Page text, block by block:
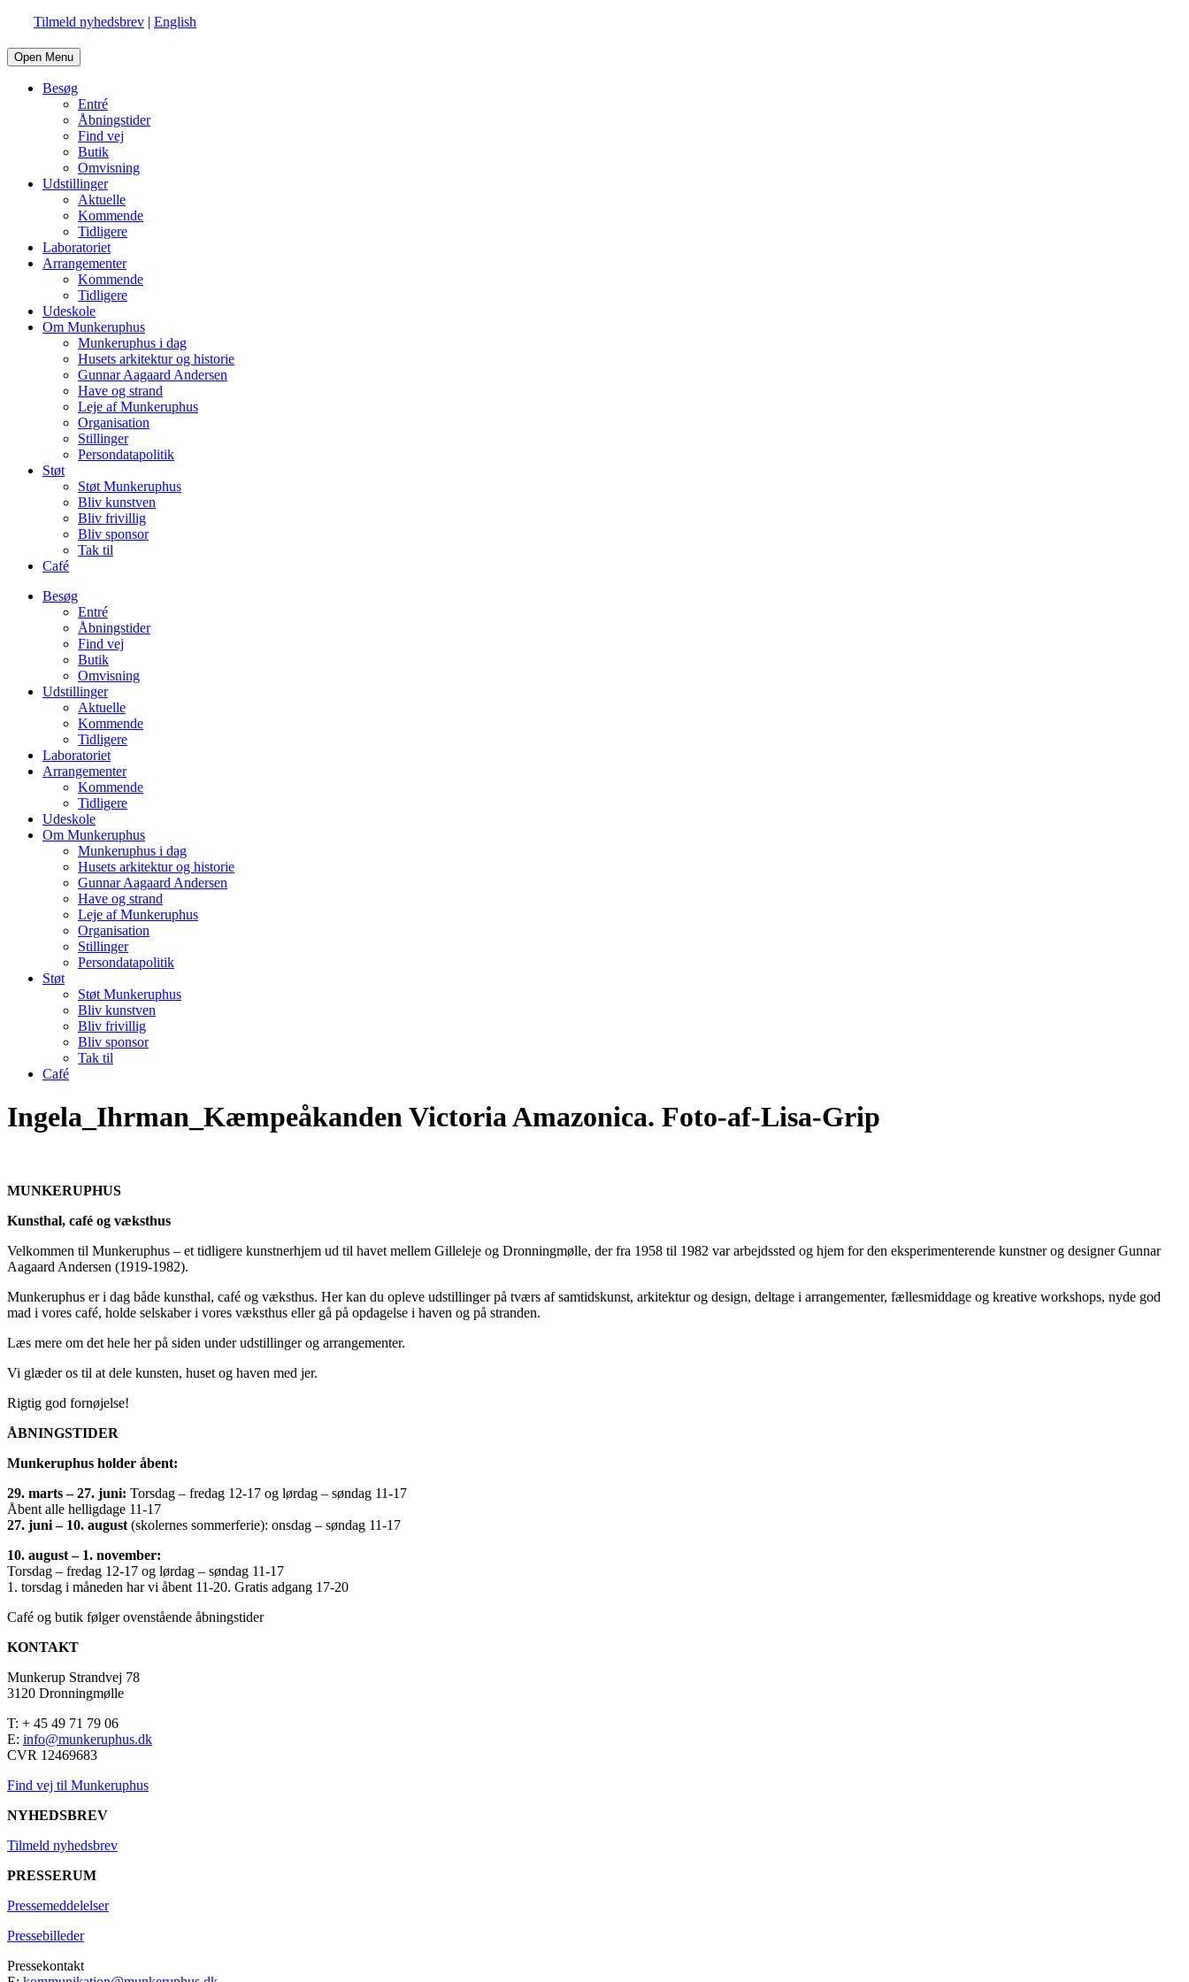
Tilmeld nyhedsbrev | English
Open Menu
Besøg
Entré
Åbningstider
Find vej
Butik
Omvisning
Udstillinger
Aktuelle
Kommende
Tidligere
Laboratoriet
Arrangementer
Kommende
Tidligere
Udeskole
Om Munkeruphus
Munkeruphus i dag
Husets arkitektur og historie
Gunnar Aagaard Andersen
Have og strand
Leje af Munkeruphus
Organisation
Stillinger
Persondatapolitik
Støt
Støt Munkeruphus
Bliv kunstven
Bliv frivillig
Bliv sponsor
Tak til
Café
Besøg
Entré
Åbningstider
Find vej
Butik
Omvisning
Udstillinger
Aktuelle
Kommende
Tidligere
Laboratoriet
Arrangementer
Kommende
Tidligere
Udeskole
Om Munkeruphus
Munkeruphus i dag
Husets arkitektur og historie
Gunnar Aagaard Andersen
Have og strand
Leje af Munkeruphus
Organisation
Stillinger
Persondatapolitik
Støt
Støt Munkeruphus
Bliv kunstven
Bliv frivillig
Bliv sponsor
Tak til
Café
Ingela_Ihrman_Kæmpeåkanden Victoria Amazonica. Foto-af-Lisa-Grip
MUNKERUPHUS
Kunsthal, café og væksthus
Velkommen til Munkeruphus – et tidligere kunstnerhjem ud til havet mellem Gilleleje og Dronningmølle, der fra 1958 til 1982 var arbejdssted og hjem for den eksperimenterende kunstner og designer Gunnar
Aagaard Andersen (1919-1982).
Munkeruphus er i dag både kunsthal, café og væksthus. Her kan du opleve udstillinger på tværs af samtidskunst, arkitektur og design, deltage i arrangementer, fællesmiddage og kreative workshops, nyde god
mad i vores café, holde selskaber i vores væksthus eller gå på opdagelse i haven og på stranden.
Læs mere om det hele her på siden under udstillinger og arrangementer.
Vi glæder os til at dele kunsten, huset og haven med jer.
Rigtig god fornøjelse!
ÅBNINGSTIDER
Munkeruphus holder åbent:
29. marts – 27. juni: Torsdag – fredag 12-17 og lørdag – søndag 11-17
Åbent alle helligdage 11-17
27. juni – 10. august (skolernes sommerferie): onsdag – søndag 11-17
10. august – 1. november:
Torsdag – fredag 12-17 og lørdag – søndag 11-17
1. torsdag i måneden har vi åbent 11-20. Gratis adgang 17-20
Café og butik følger ovenstående åbningstider
KONTAKT
Munkerup Strandvej 78
3120 Dronningmølle
T: + 45 49 71 79 06
E: info@munkeruphus.dk
CVR 12469683
Find vej til Munkeruphus
NYHEDSBREV
Tilmeld nyhedsbrev
PRESSERUM
Pressemeddelelser
Pressebilleder
Pressekontakt